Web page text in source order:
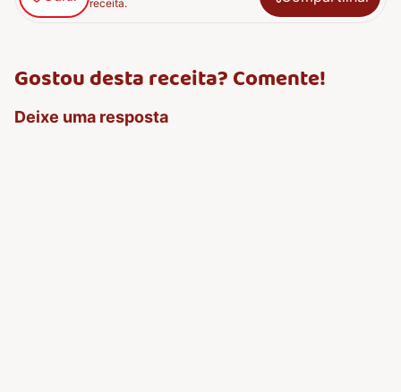
receita.
Gostou desta receita? Comente!
Deixe uma resposta